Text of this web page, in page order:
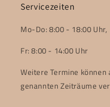
Servicezeiten
Mo-Do: 8:00 - 18:00 Uhr,
Fr: 8:00 - 14:00 Uhr
Weitere Termine
genannten Zeiträume